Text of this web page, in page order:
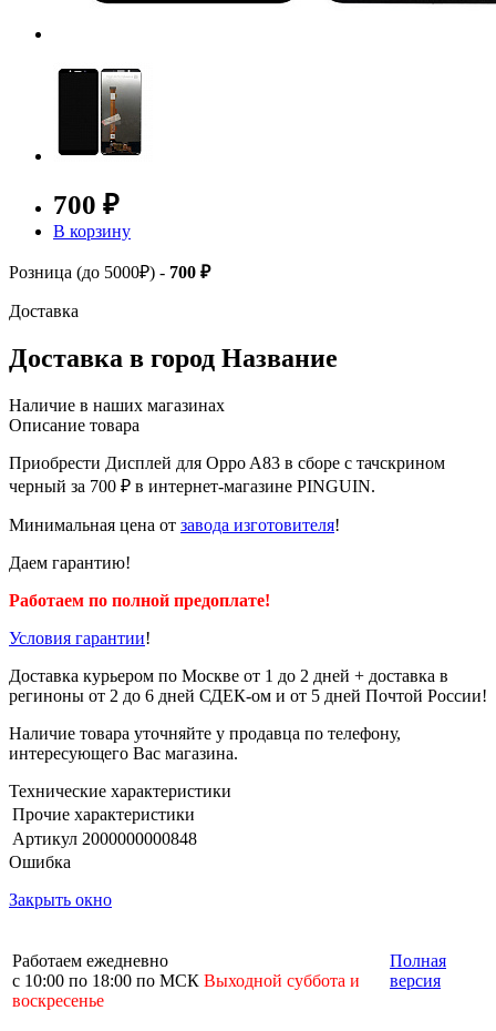
700 ₽
В корзину
Розница (до 5000₽) - 700 ₽
Доставка
Доставка в город Название
Наличие в наших магазинах
Описание товара
Приобрести Дисплей для Oppo A83 в сборе с тачскрином
черный за 700 ₽ в интернет-магазине PINGUIN.
Минимальная цена от завода изготовителя!
Даем гарантию!
Работаем по полной предоплате!
Условия гарантии!
Доставка курьером по Москве от 1 до 2 дней + доставка в
региноны от 2 до 6 дней СДЕК-ом и от 5 дней Почтой России!
Наличие товара уточняйте у продавца по телефону,
интересующего Вас магазина.
Технические характеристики
Прочие характеристики
Артикул 2000000000848
Ошибка
Закрыть окно
Работаем ежедневно
с 10:00 по 18:00 по МСК Выходной суббота и
воскресенье
Полная
версия